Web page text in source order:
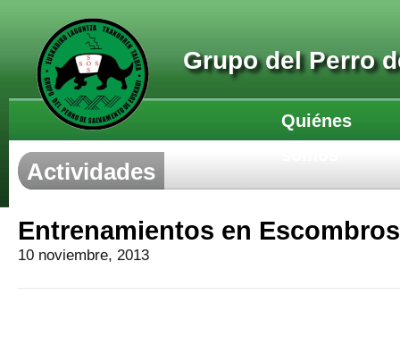
Grupo del Perro
Quiénes
Actividades
Entrenamientos en
10 noviembre, 2013